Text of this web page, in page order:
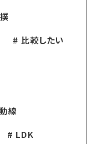
# 比較したい
線
# LDK